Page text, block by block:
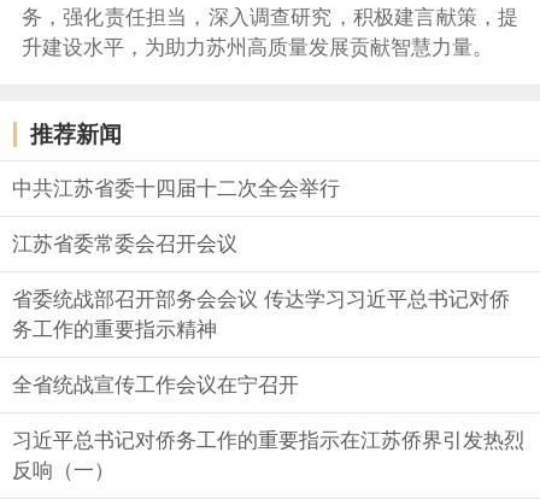
务，强化责任担当，深入调查研究，积极建言献策，提
升建设水平，为助力苏州高质量发展贡献智慧力量。
推荐新闻
中共江苏省委十四届十二次全会举行
江苏省委常委会召开会议
省委统战部召开部务会会议 传达学习习近平总书记对侨
务工作的重要指示精神
全省统战宣传工作会议在宁召开
习近平总书记对侨务工作的重要指示在江苏侨界引发热烈
反响（一）